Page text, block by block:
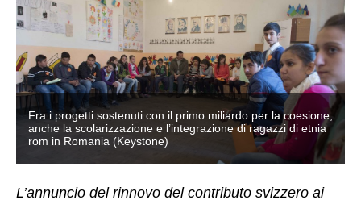
Fra i progetti sostenuti con il primo miliardo per la coesione,
anche la scolarizzazione e l’integrazione di ragazzi di etnia
rom in Romania (Keystone)
L’annuncio del rinnovo del contributo svizzero ai